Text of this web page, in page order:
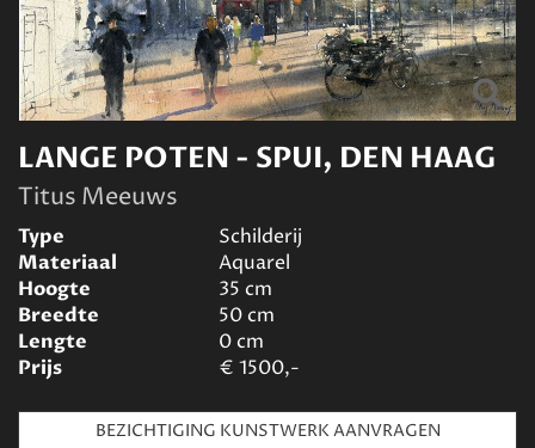
LANGE POTEN - SPUI, DEN HAAG
Titus Meeuws
Type
Schilderij
Materiaal
Aquarel
Hoogte
35 cm
Breedte
50cm
Lengte
0cm
Prijs
€ 1500,-
BEZICHTIGING KUNSTWERK AANVRAGEN